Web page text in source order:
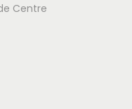
Centre